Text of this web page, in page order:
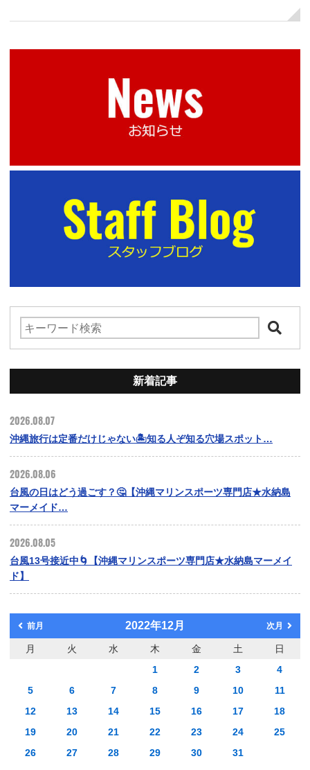
新着記事
2026.08.07
沖縄旅行は定番だけじゃない🏝️知る人ぞ知る穴場スポット…
2026.08.06
台風の日はどう過ごす？🤔【沖縄マリンスポーツ専門店★水納島
マーメイド…
2026.08.05
台風13号接近中🌀【沖縄マリンスポーツ専門店★水納島マーメイ
ド】
前月 2022年12月 次月
月 火 水 木 金 土
日
1
2 3
4
5
6 7 8 9 10
11
12
13 14 15 16 17
18
19
20 21 22 23 24
25
26
27 28 29 30 31